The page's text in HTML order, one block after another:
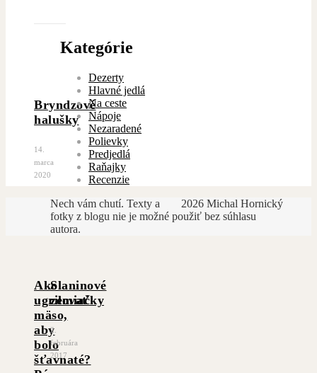
Bryndzové
halušky
14.
marca
2020
Ako
ugrilovať
mäso,
aby
bolo
šťavnaté?
Slaninové
zemiačky
2.
februára
2017
Kategórie
Dezerty
Hlavné jedlá
Na ceste
Nápoje
Nezaradené
Polievky
Predjedlá
Raňajky
Recenzie
2026 Michal Hornický
Nech vám chutí. Texty a
fotky z blogu nie je možné použiť bez súhlasu
autora.